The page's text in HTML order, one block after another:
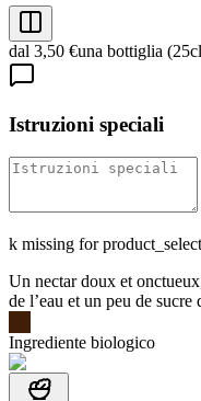
dal 3,50 €una bottiglia
Istruzioni speciali
k missing for
Un nectar doux et
de l’eau et un peu de sucre
Ingrediente biologico